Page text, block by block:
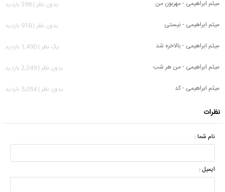
میثم ابراهیمی - مهربون من
بدون نظر | 398 بازدید
میثم ابراهیمی - نیستی
بدون نظر | 918 بازدید
میثم ابراهیمی - بالاخره شد
يک نظر | 1,490 بازدید
میثم ابراهیمی - من هر شب
بدون نظر | 2,349 بازدید
میثم ابراهیمی - کد
بدون نظر | 5,054 بازدید
نظرات
نام شما :
ایمیل :